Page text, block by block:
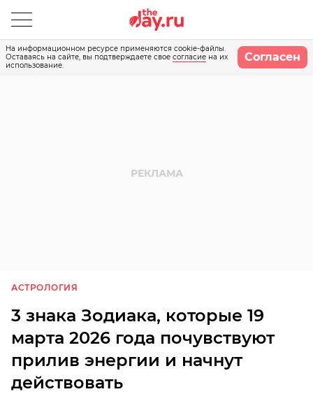
На информационном ресурсе применяются cookie-файлы.
Оставаясь на сайте, вы подтверждаете свое согласие на их
использование.
Согласен
АСТРОЛОГИЯ
3 знака Зодиака, которые 19
марта 2026 года почувствуют
прилив энергии и начнут
действовать